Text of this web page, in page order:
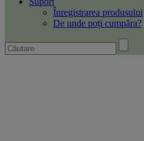
Înregistrarea produsului
De unde poți cumpăra?